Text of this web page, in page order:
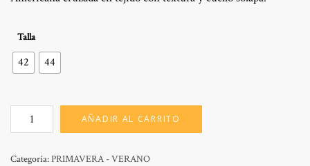
Talla
42 44
SUSANA
cantidad
AÑADIR AL CARRITO
Categoría:PRIMAVERA - VERANO